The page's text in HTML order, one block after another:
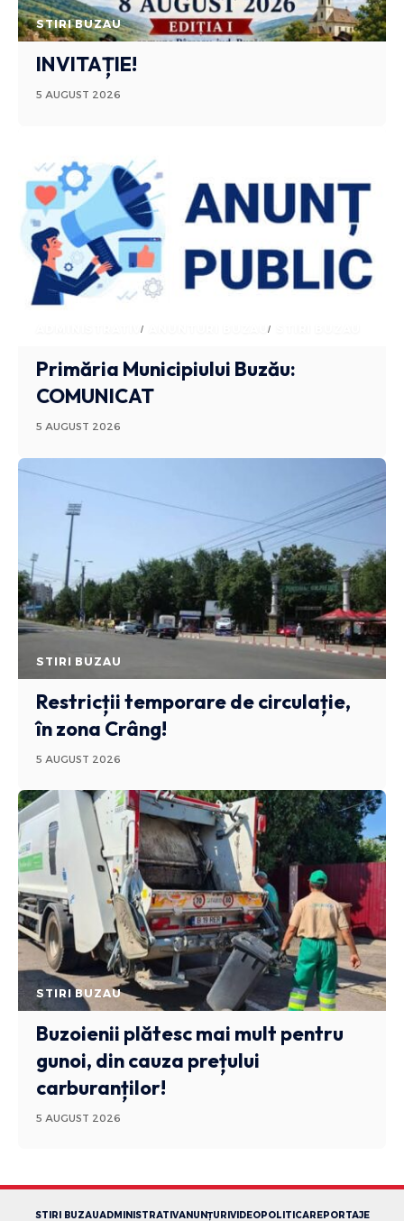
STIRI BUZAU
INVITAȚIE!
5 AUGUST 2026
ADMINISTRATIV ANUNTURI BUZAU
Primăria Municipiului Buzău:
COMUNICAT
5 AUGUST 2026
STIRI BUZAU
Restricții temporare de circulație,
în zona Crâng!
5 AUGUST 2026
STIRI BUZAU
Buzoienii plătesc mai mult pentru
gunoi, din cauza prețului
carburanților!
5 AUGUST 2026
STIRI BUZAUADMINISTRATIVANUNȚURI VIDEOPOLITICAREPORTAJE